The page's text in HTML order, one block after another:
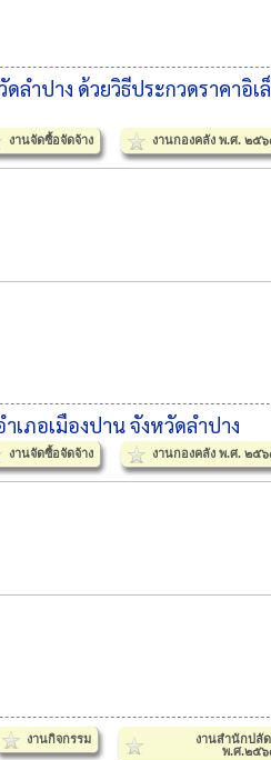
ลําปาง ด้วยวิธีประกวดราคาอิเ
งานกองคลัง พ.ศ. ๒๕
งานจัดซื้อจัดจ้าง
เภอเมืองปาน จังหวัดลำปาง
งานกองคลัง พ.ศ. ๒๕
งานจัดซื้อจัดจ้าง
งานสำนักปลั
พ.ศ.๒๕
งานกิจกรรม